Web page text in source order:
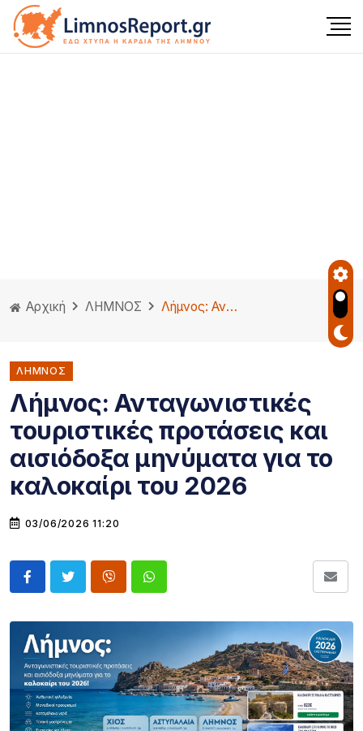
Αρχική ΛΗΜΝΟΣ Λήμνος: Ανταγωνιστικές τουριστικές προτάσεις και αισιόδοξα μηνύματα για το καλοκαίρι του 2026
ΛΗΜΝΟΣ
Λήμνος: Ανταγωνιστικές
τουριστικές προτάσεις και
αισιόδοξα μηνύματα για το
καλοκαίρι του 2026
03/06/2026 11:20